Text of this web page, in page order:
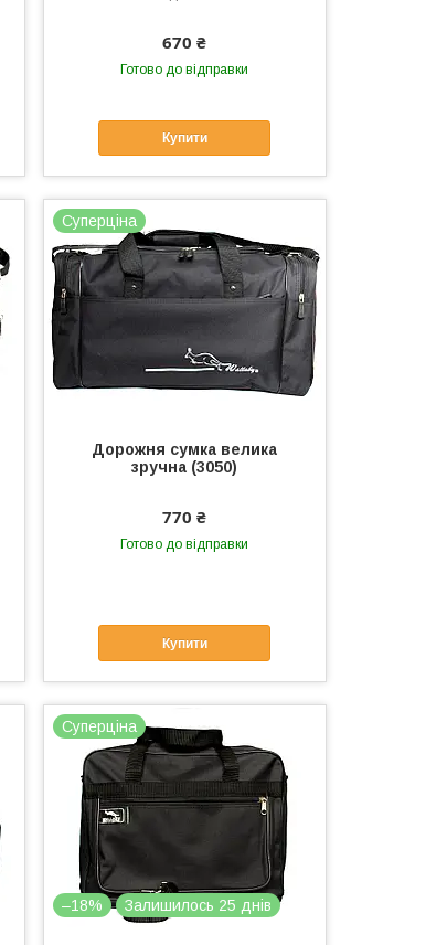
670 ₴
Готово до відправки
Купити
Суперціна
Дорожня сумка велика
зручна (3050)
770 ₴
Готово до відправки
Купити
Суперціна
–18% Залишилось 25 днів